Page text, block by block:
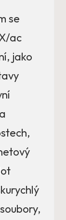
se
ac
jako